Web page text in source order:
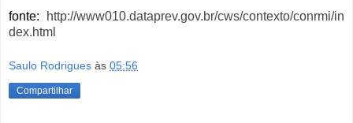
fonte:
http://www010.dataprev.gov.br/cws/contexto/conrmi/in
dex.html
Saulo Rodrigues às 05:56
Compartilhar